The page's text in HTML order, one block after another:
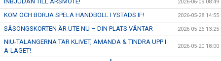
2026-06-09 08:49
KOM OCH BÖRJA SPELA HANDBOLL I YSTADS IF! 2026-05-28 14:55
SÄSONGSKORTEN ÄR UTE NU – DIN PLATS VÄNTAR 2026-05-26 13:25
NIU-TALANGERNA TAR KLIVET, AMANDA & TINDRA UPP I
A-LAGET!
2026-05-20 18:00